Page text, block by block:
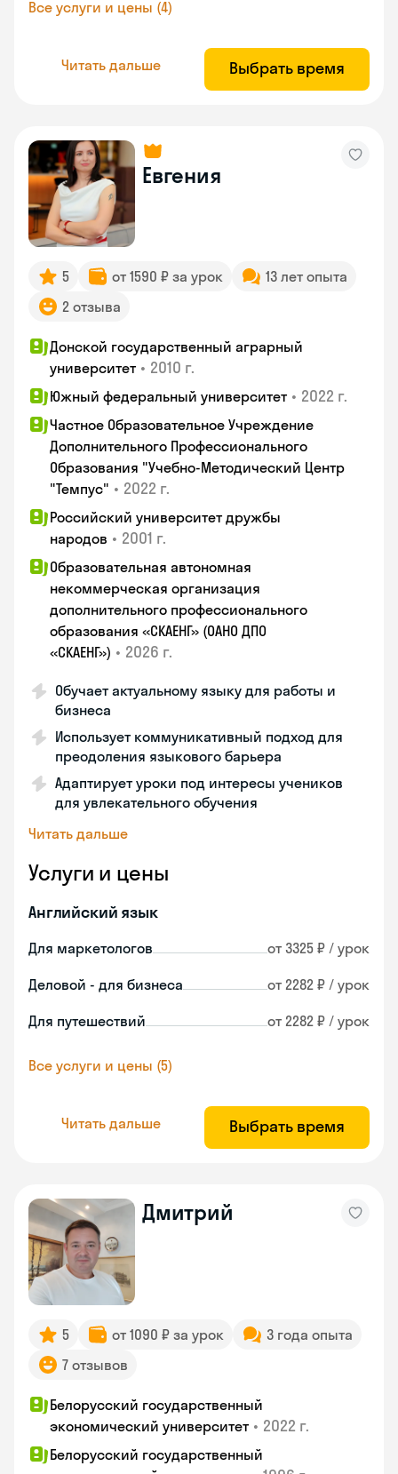
Все услуги и цены (4)
Читать дальше Выбрать время
Евгения
5 от 1590 ₽ за урок
13 лет опыта
2 отзыва
Донской государственный аграрный
университет • 2010 г.
Южный федеральный университет • 2022 г.
Частное Образовательное Учреждение
Дополнительного Профессионального
Образования "Учебно-Методический Центр
"Темпус" • 2022 г.
Российский университет дружбы
народов • 2001 г.
Образовательная автономная
некоммерческая организация
дополнительного профессионального
образования «СКАЕНГ» (ОАНО ДПО
«СКАЕНГ») • 2026 г.
Обучает актуальному языку для работы и
бизнеса
Использует коммуникативный подход для
преодоления языкового барьера
Адаптирует уроки под интересы учеников
для увлекательного обучения
Читать дальше
Услуги и цены
Английский язык
Для маркетологов от 3325 ₽ / урок
Деловой - для бизнеса от 2282 ₽ / урок
Для путешествий от 2282 ₽ / урок
Все услуги и цены (5)
Читать дальше Выбрать время
Дмитрий
5 от 1090 ₽ за урок
3 года опыта
7 отзывов
Белорусский государственный
экономический университет • 2022 г.
Белорусский государственный